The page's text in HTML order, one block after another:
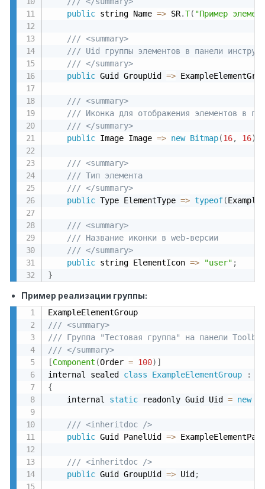
public string Name => SR.T( "Пример
/// <summary>
/// Uid группы элементов в панели
/// </summary>
public Guid GroupUid =>
/// <summary>
/// Иконка для отображения элементов в
/// </summary>
public Image Image => new Bitmap(16, 16)
/// <summary>
/// Тип элемента
/// </summary>
public Type ElementType => typeof(
/// <summary>
/// Название иконки в web-версии
/// </summary>
public string ElementIcon => "user" ;
}
Пример реализации группы:
/// <summary>
/// Группа "Тестовая группа" на панели
/// </summary>
[Component (Order = 100) ]
internal sealed class ExampleElementGroup
:
{
    internal
static readonly Guid Uid = new
/// <inheritdoc />
public Guid PanelUid =>
/// <inheritdoc />
public Guid GroupUid => Uid ;